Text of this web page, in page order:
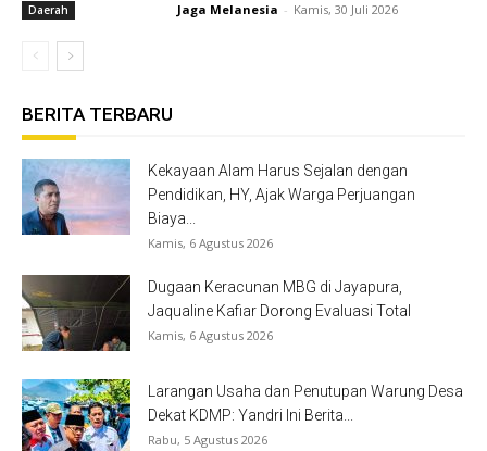
Daerah Jaga Melanesia - Kamis, 30 Juli 2026
BERITA TERBARU
Kekayaan Alam Harus Sejalan dengan
Pendidikan, HY, Ajak Warga Perjuangan
Biaya...
Kamis, 6 Agustus 2026
Dugaan Keracunan MBG di Jayapura,
Jaqualine Kafiar Dorong Evaluasi Total
Kamis, 6 Agustus 2026
Larangan Usaha dan Penutupan Warung Desa
Dekat KDMP: Yandri Ini Berita...
Rabu, 5 Agustus 2026